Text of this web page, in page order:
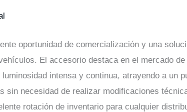
oportunidad de comercialización y una
El accesorio destaca en el mercado
intensa y continua, atrayendo a un
sin necesidad de realizar modificaciones
rotación de inventario para cualquier